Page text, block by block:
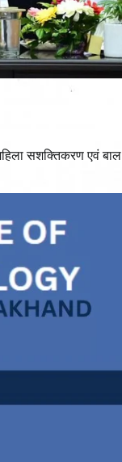
सशक्तिकरण एवं बाल